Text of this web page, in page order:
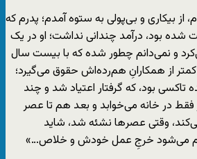
از بیکاری و بی‌پولی به ستوه آمدم؛ پدرم که
بود، درآمد چندانی نداشت؛ او در یک
و نمی‌دانم چطور شده که با بیست سال
از همکارانِ هم‌رده‌اش حقوق می‌گیرد؛
تاکسی بود، که گرفتار اعتیاد شد و چند
در خانه می‌خوابد و بعد هم تا عصر
وقتی عصر‌ها نشئه شد، شاید
هم می‌شود خرجِ عمل خودش و خلاص…»